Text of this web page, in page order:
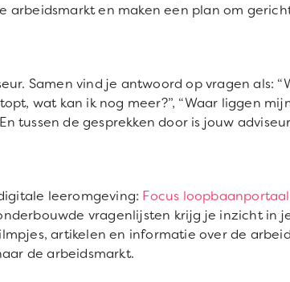
arbeidsmarkt en maken een plan om
Samen vind je antwoord op vragen als:
wat kan ik nog meer?”, “Waar liggen
tussen de gesprekken door is jouw
leeromgeving: Focus loopbaanportaal
vragenlijsten krijg je inzicht in
artikelen en informatie over de
de arbeidsmarkt.